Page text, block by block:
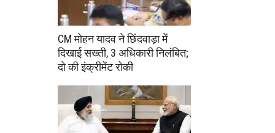
CM मोहन यादव ने छिंदवाड़ा में
दिखाई सख्ती, 3 अधिकारी निलंबित;
दो की इंक्रीमेंट रोकी